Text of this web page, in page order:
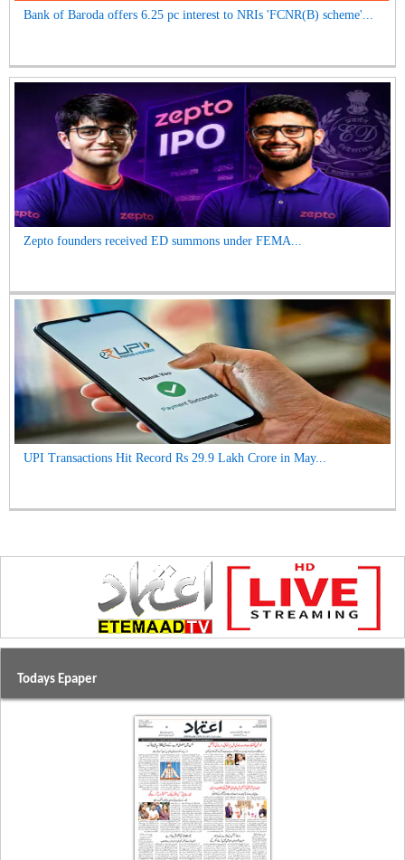
Bank of Baroda offers 6.25 pc interest to NRIs 'FCNR(B) scheme'...
Zepto founders received ED summons under FEMA...
UPI Transactions Hit Record Rs 29.9 Lakh Crore in May...
Todays Epaper